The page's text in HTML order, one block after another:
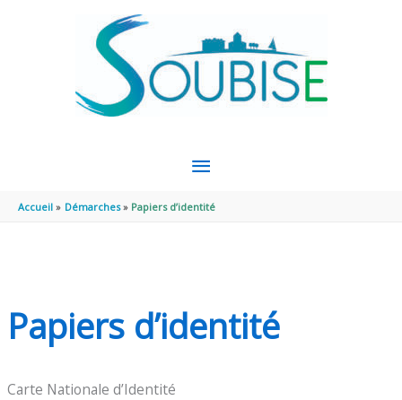
MENU
PRINCIPAL
Accueil Démarches Papiers d’identité
Papiers d’identité
Carte Nationale d’Identité